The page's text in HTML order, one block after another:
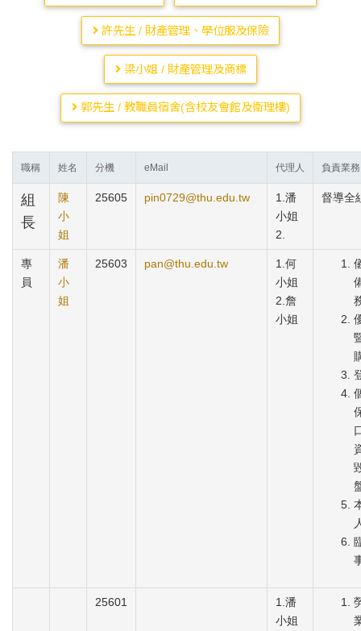
許先生 / 財產管理、學位服及保險
梁小姐 / 財產管理及商標
郭先生 / 教職員宿舍(含校友會館及衛理樓)
職稱 姓名 分機 eMail 代理人 負責業務
組
長
陳
小
姐
25605 pin0729@thu.edu.tw
1.潘
小姐
2.
督導全
專
員
潘
小
姐
25603 pan@thu.edu.tw
1.何
小姐
2.詹
小姐
25601
1.潘
小姐